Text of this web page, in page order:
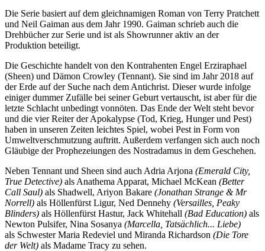
Die Serie basiert auf dem gleichnamigen Roman von Terry Pratchett
und Neil Gaiman aus dem Jahr 1990. Gaiman schrieb auch die
Drehbücher zur Serie und ist als Showrunner aktiv an der
Produktion beteiligt.
Die Geschichte handelt von den Kontrahenten Engel Erziraphael
(Sheen) und Dämon Crowley (Tennant). Sie sind im Jahr 2018 auf
der Erde auf der Suche nach dem Antichrist. Dieser wurde infolge
einiger dummer Zufälle bei seiner Geburt vertauscht, ist aber für die
letzte Schlacht unbedingt vonnöten. Das Ende der Welt steht bevor
und die vier Reiter der Apokalypse (Tod, Krieg, Hunger und Pest)
haben in unseren Zeiten leichtes Spiel, wobei Pest in Form von
Umweltverschmutzung auftritt. Außerdem verfangen sich auch noch
Gläubige der Prophezeiungen des Nostradamus in dem Geschehen.
Neben Tennant und Sheen sind auch Adria Arjona (Emerald City,
True Detective) als Anathema Apparat, Michael McKean (Better
Call Saul) als Shadwell, Ariyon Bakare (Jonathan Strange & Mr
Norrell) als Höllenfürst Ligur, Ned Dennehy (Versailles, Peaky
Blinders) als Höllenfürst Hastur, Jack Whitehall (Bad Education) als
Newton Pulsifer, Nina Sosanya (Marcella, Tatsächlich... Liebe)
als Schwester Maria Redeviel und Miranda Richardson (Die Tore
der Welt) als Madame Tracy zu sehen.